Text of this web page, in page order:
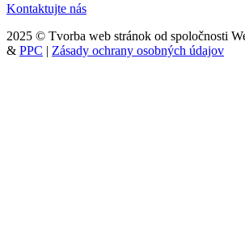
Kontaktujte nás
2025 © Tvorba web stránok od spoločnosti
& PPC | Zásady ochrany osobných údajov